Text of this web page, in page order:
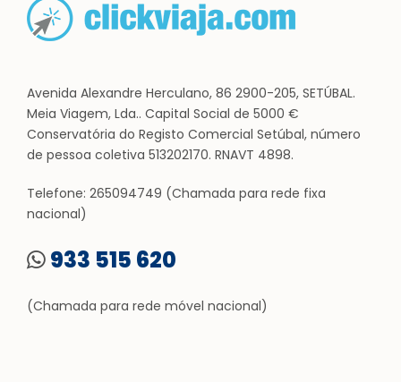
Avenida Alexandre Herculano, 86 2900-205, SETÚBAL.
Meia Viagem, Lda.. Capital Social de 5000 €
Conservatória do Registo Comercial Setúbal, número
de pessoa coletiva 513202170. RNAVT 4898.
Telefone: 265094749 (Chamada para rede fixa
nacional)
933 515 620
(Chamada para rede móvel nacional)